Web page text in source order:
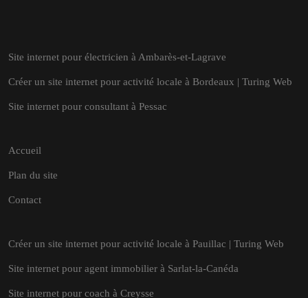
Site internet pour électricien à Ambarès-et-Lagrave
Créer un site internet pour activité locale à Bordeaux | Turing Web
Site internet pour consultant à Pessac
Accueil
Plan du site
Contact
Créer un site internet pour activité locale à Pauillac | Turing Web
Site internet pour agent immobilier à Sarlat-la-Canéda
Site internet pour coach à Creysse